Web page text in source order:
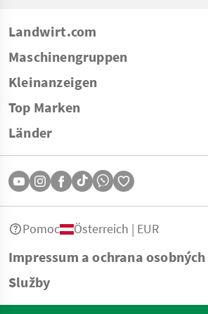
Landwirt.com
Maschinengruppen
Kleinanzeigen
Top Marken
Länder
Impressum a ochrana
Služby
Pomoc Österreich | EUR